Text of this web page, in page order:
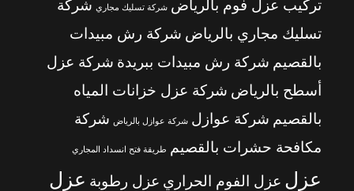
تركيب عزل فوم بالرياض شركة تسليك مجاري شركة
تسليك مجاري بالرياض شركة رش مبيدات
بالقصيم شركة رش مبيدات ببريدة شركة عزل
أسطح بالرياض شركة عزل خزانات المياه
بالقصيم شركة عوازل شركة عوازل بالرياض شركة
مكافحة حشرات بالقصيم
طريقة فتح انسداد المجاري
عزل عزل الفوم الحراري عزل رطوبة عزل